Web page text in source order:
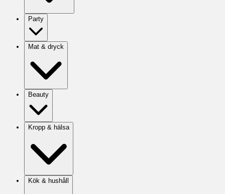
Party
Mat & dryck
Beauty
Kropp & hälsa
Kök & hushåll